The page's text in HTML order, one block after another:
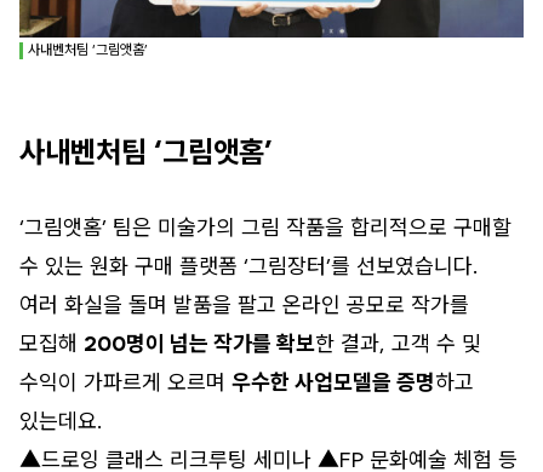
사내벤처팀 ‘그림앳홈’
사내벤처팀 ‘그림앳홈’
‘그림앳홈’ 팀은 미술가의 그림 작품을 합리적으로 구매할
수 있는 원화 구매 플랫폼 ‘그림장터’를 선보였습니다.
여러 화실을 돌며 발품을 팔고 온라인 공모로 작가를
모집해 200명이 넘는 작가를 확보한 결과, 고객 수 및
수익이 가파르게 오르며 우수한 사업모델을 증명하고
있는데요.
▲드로잉 클래스 리크루팅 세미나 ▲FP 문화예술 체험 등